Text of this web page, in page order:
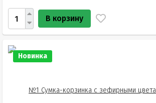
В корзину
Новинка